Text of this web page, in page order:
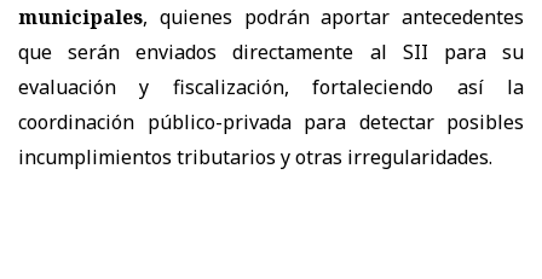
municipales, quienes podrán aportar antecedentes
que serán enviados directamente al SII para su
evaluación y fiscalización, fortaleciendo así la
coordinación público-privada para detectar posibles
incumplimientos tributarios y otras irregularidades.